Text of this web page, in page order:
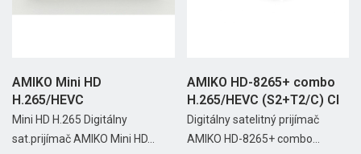
AMIKO Mini HD
H.265/HEVC
Mini HD H.265 Digitálny
sat.prijímač AMIKO Mini HD...
AMIKO HD-8265+ combo
H.265/HEVC (S2+T2/C) CI
Digitálny satelitný prijímač
AMIKO HD-8265+ combo...